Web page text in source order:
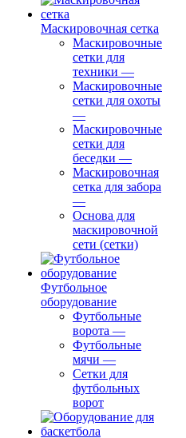
Маскировочная сетка
Маскировочные
сетки для
техники —
Маскировочные
сетки для охоты
—
Маскировочные
сетки для
беседки —
Маскировочная
сетка для забора
—
Основа для
маскировочной
сети (сетки)
Футбольное
оборудование
Футбольные
ворота —
Футбольные
мячи —
Сетки для
футбольных
ворот